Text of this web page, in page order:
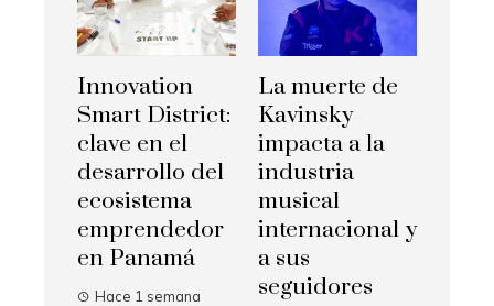
Innovation
Smart District:
clave en el
desarrollo del
ecosistema
emprendedor
en Panamá
Hace 1 semana
La muerte de
Kavinsky
impacta a la
industria
musical
internacional y
a sus
seguidores